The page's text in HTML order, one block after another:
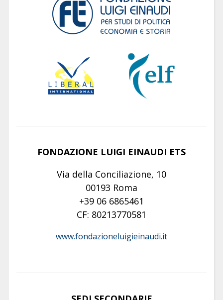
FONDAZIONE LUIGI EINAUDI ETS
Via della Conciliazione, 10
00193 Roma
+39 06 6865461
CF: 80213770581
www.fondazioneluigieinaudi.it